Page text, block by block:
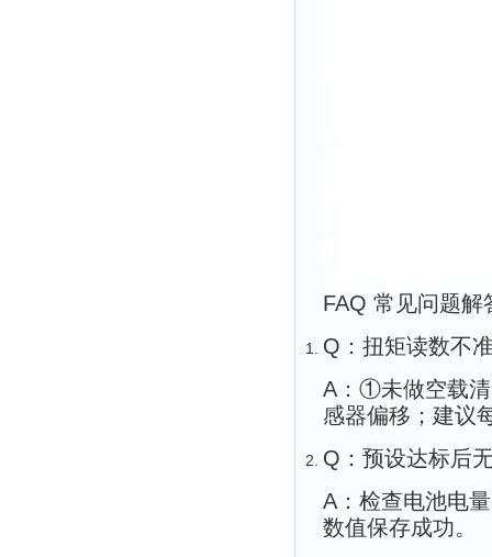
FAQ 常见问题解
Q：扭矩读数不
A：①未做空载
感器偏移；建议
Q：预设达标后
A：检查电池电
数值保存成功。